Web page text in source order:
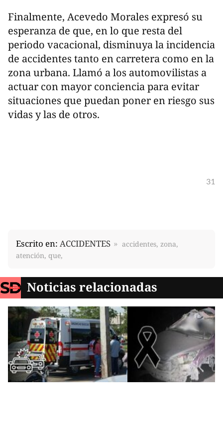
Finalmente, Acevedo Morales expresó su
esperanza de que, en lo que resta del
periodo vacacional, disminuya la incidencia
de accidentes tanto en carretera como en la
zona urbana. Llamó a los automovilistas a
actuar con mayor conciencia para evitar
situaciones que puedan poner en riesgo sus
vidas y las de otros.
31
Escrito en: ACCIDENTES
accidentes, zona,
atención, que,
Noticias relacionadas